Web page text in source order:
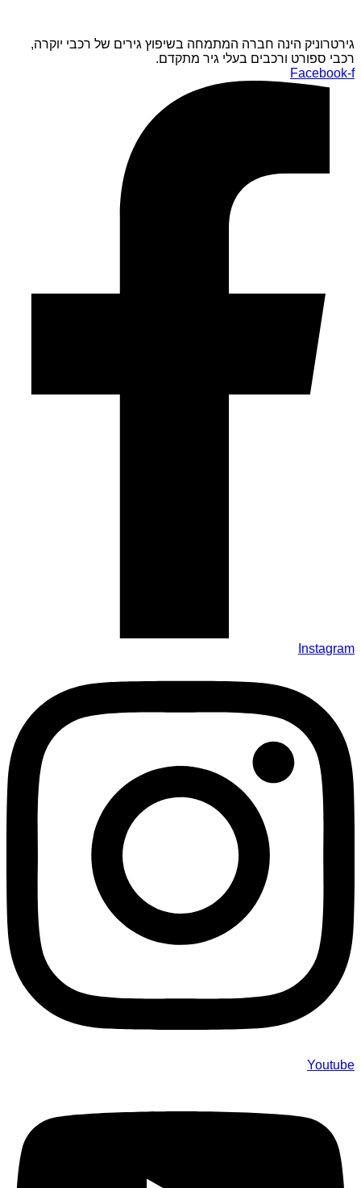
גירטרוניק הינה חברה המתמחה בשיפוץ גירים של רכבי יוקרה,
רכבי ספורט ורכבים בעלי גיר מתקדם.
Facebook-f
Instagram
Youtube